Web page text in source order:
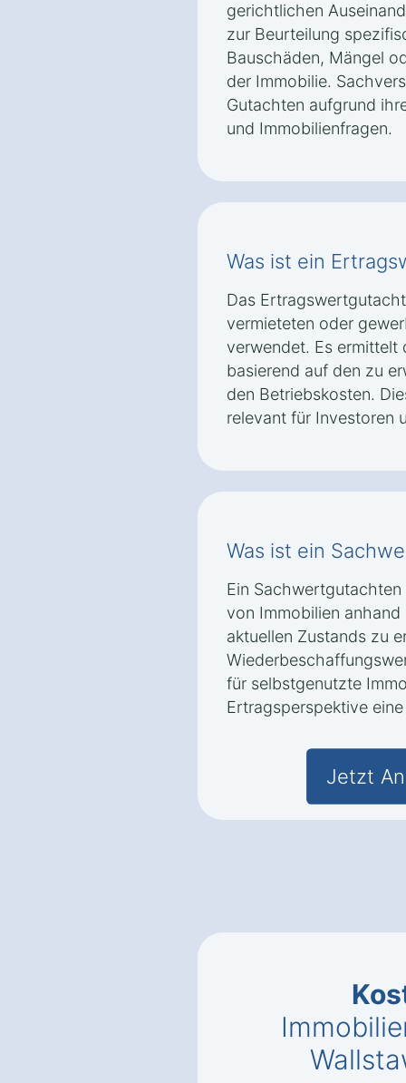
gerichtlichen
zur Beurteilung
Bauschäden, Mängel
der Immobilie.
Gutachten aufgrund
und Immobilienfragen.
Was ist ein
Das
vermieteten oder
verwendet. Es ermittelt
basierend auf den zu
den Betriebskosten.
relevant für Investoren
Was ist ein
Ein
von Immobilien
aktuellen Zustands zu
für selbstgenutzte
Ertragsperspektive
Jetzt